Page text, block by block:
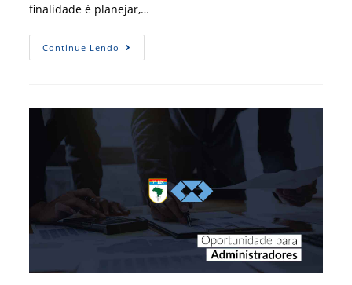
finalidade é planejar,…
Continue Lendo Participação
Feminina
Especial
ADM
Mulher